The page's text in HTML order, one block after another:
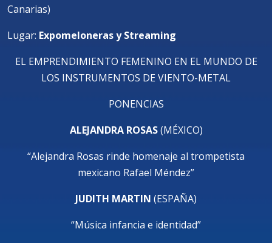
Canarias)
Lugar: Expomeloneras y Streaming
EL EMPRENDIMIENTO FEMENINO EN EL MUNDO DE
LOS INSTRUMENTOS DE VIENTO-METAL
PONENCIAS
ALEJANDRA ROSAS(MÉXICO)
“Alejandra Rosas rinde homenaje al trompetista
mexicano Rafael Méndez”
JUDITH MARTIN (ESPAÑA)
“Música infancia e identidad”